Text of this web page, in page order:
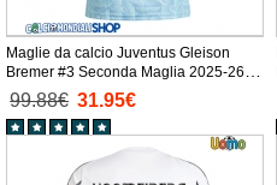
Maglie da calcio Juventus Gleison
Bremer #3 Seconda Maglia 2025-26
Manica Corta
99.88€ 31.95€